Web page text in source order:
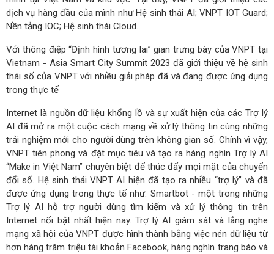
dịch vụ hàng đầu của mình như Hệ sinh thái AI; VNPT IOT Guard;
Nền tảng IOC; Hệ sinh thái Cloud.
Với thông điệp “Định hình tương lai” gian trưng bày của VNPT tại
Vietnam - Asia Smart City Summit 2023 đã giới thiệu về hệ sinh
thái số của VNPT với nhiều giải pháp đã và đang được ứng dụng
trong thực tế
Internet là nguồn dữ liệu khổng lồ và sự xuất hiện của các Trợ lý
AI đã mở ra một cuộc cách mạng về xử lý thông tin cùng những
trải nghiệm mới cho người dùng trên không gian số. Chính vì vậy,
VNPT tiên phong và đặt mục tiêu và tạo ra hàng nghìn Trợ lý AI
“Make in Việt Nam” chuyên biệt để thúc đẩy mọi mặt của chuyển
đổi số. Hệ sinh thái VNPT AI hiện đã tạo ra nhiều “trợ lý” và đã
được ứng dụng trong thực tế như: Smartbot - một trong những
Trợ lý AI hỗ trợ người dùng tìm kiếm và xử lý thông tin trên
Internet nổi bật nhất hiện nay. Trợ lý AI giám sát và lắng nghe
mạng xã hội của VNPT được hình thành bằng việc nén dữ liệu từ
hơn hàng trăm triệu tài khoản Facebook, hàng nghìn trang báo và